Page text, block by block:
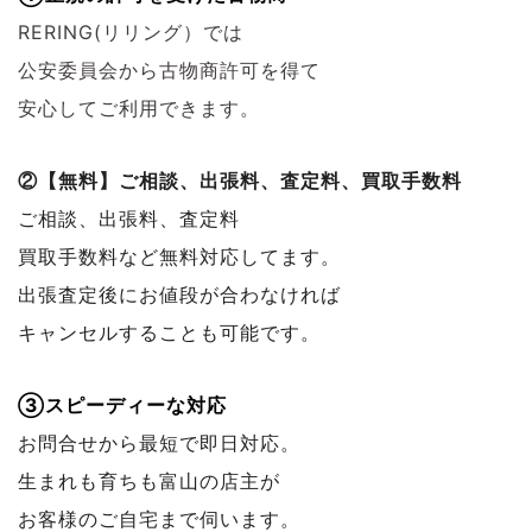
RERING(リリング）では
公安委員会から古物商許可を得て
安心してご利用できます。
②【無料】ご相談、出張料、査定料、買取手数料
ご相談、出張料、査定料
買取手数料など無料対応してます。
出張査定後にお値段が合わなければ
キャンセルすることも可能です。
③スピーディーな対応
お問合せから最短で即日対応。
生まれも育ちも富山の店主が
お客様のご自宅まで伺います。